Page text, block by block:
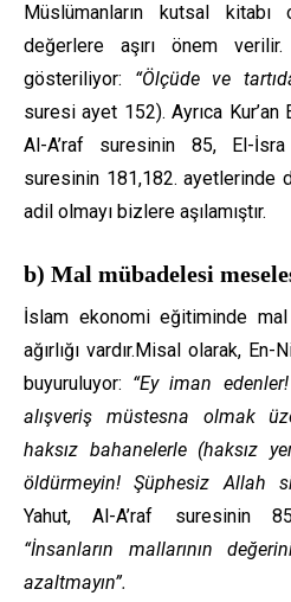
Müslümanların kutsal kitabı
değerlere aşırı önem verilir.
gösteriliyor: “Ölçüde ve
suresi ayet 152). Ayrıca
Al-A’raf suresinin 85, El-
suresinin 181,182. ayetlerinde
adil olmayı bizlere aşılamıştır.
b) Mal mübadelesi
İslam ekonomi eğitiminde
ağırlığı vardır.Misal olarak,
buyuruluyor: “Ey iman edenler!
alışveriş müstesna olmak
haksız bahanelerle (haksız
öldürmeyin! Şüphesiz Allah
Yahut, Al-A’raf suresinin
“İnsanların mallarının
azaltmayın”.